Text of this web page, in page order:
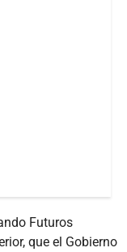
Futuros
que el Gobierno